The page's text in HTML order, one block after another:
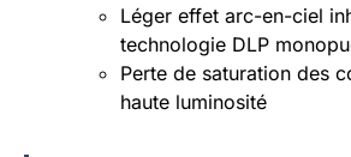
Léger effet arc-en-ciel
technologie DLP
Perte de saturation des
haute luminosité